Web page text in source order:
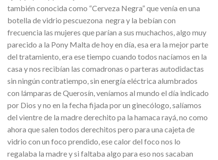
también conocida como “Cerveza Negra” que venía en una
botella de vidrio pescuezona negra y la bebían con
frecuencia las mujeres que parían a sus muchachos, algo muy
parecido a la Pony Malta de hoy en día, esa era la mejor parte
del tratamiento, era ese tiempo cuando todos nacíamos en la
casa y nos recibían las comadronas o parteras autodidactas
sin ningún contratiempo, sin energía eléctrica alumbrados
con lámparas de Querosín, veníamos al mundo el día indicado
por Dios y no en la fecha fijada por un ginecólogo, salíamos
del vientre de la madre derechito pa la hamaca rayá, no como
ahora que salen todos derechitos pero para una cajeta de
vidrio con un foco prendido, ese calor del foco nos lo
regalaba la madre y si faltaba algo para eso nos sacaban